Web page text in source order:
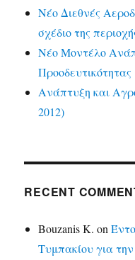
Νέο Διεθνές
σχέδιο της
Νέο Μοντέλο
Προοδευτικότητας
Ανάπτυξη και
2012)
RECENT
Bouzanis K. on
Τυμπακίου για